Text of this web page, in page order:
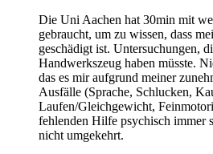
Die Uni Aachen hat 30min mit
gebraucht, um zu wissen, dass
geschädigt ist. Untersuchungen,
Handwerkszeug haben müsste.
das es mir aufgrund meiner
Ausfälle (Sprache, Schlucken,
Laufen/Gleichgewicht,
fehlenden Hilfe psychisch immer
nicht umgekehrt.